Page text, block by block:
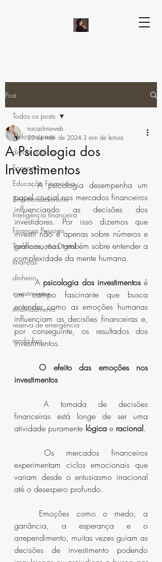
Post
Todos os posts
dívida pública
Economia
Educação Financeira
Empreendedorismo
Inteligência financeira
Finanças Pessoais
Transformação Digital
finanças
dinheiro
investimentos
endividamento
reserva de emergência
renda fixa
Todos os posts
A Psicologia dos
Investimentos
nucashnaweb
20 de mar. de 2024 3 min de leitura
	A psicologia desempenha um
papel crucial nos mercados financeiros
influenciando as decisões dos
investidores. Por isso dizemos que
investir não é apenas sobre números e
gráficos, mas também sobre entender a
complexidade da mente humana.
	A
psicologia dos investimentos é
um campo fascinante que busca
entender como as emoções humanas
influenciam as decisões financeiras e,
por conseguinte, os resultados dos
investimentos.
O efeito das emoções nos
investimentos
	A tomada de decisões
financeiras está longe de ser uma
atividade puramente lógica e racional.
experimentam ciclos emocionais que
variam desde o entusiasmo irracional
até o desespero profundo.
ganância, a esperança e o
arrependimento, muitas vezes guiam as
decisões de investimento podendo